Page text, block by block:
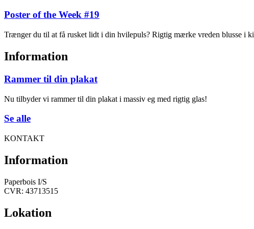
Poster of the Week #19
Trænger du til at få rusket lidt i din hvilepuls? Rigtig mærke vreden blusse i
Information
Rammer til din plakat
Nu tilbyder vi rammer til din plakat i massiv eg med rigtig glas!
Se alle
KONTAKT
Information
Paperbois I/S
CVR: 43713515
Lokation